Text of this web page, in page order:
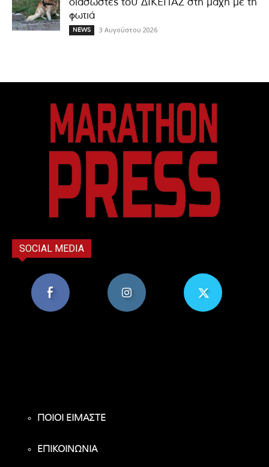
διασώστες του ΔΙΚΕΠΑΖ στη μάχη με τη
φωτιά
NEWS 3 Αυγούστου 2026
SOCIAL MEDIA
ΠΟΙΟΙ ΕΙΜΑΣΤΕ
ΕΠΙΚΟΙΝΩΝΙΑ